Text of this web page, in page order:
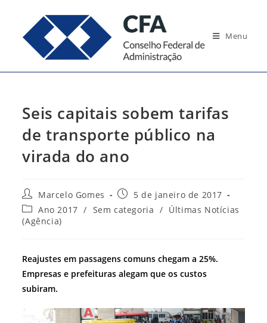
conteúdo
Menu
Seis capitais sobem tarifas
de transporte público na
virada do ano
Autor
do
post:
Marcelo Gomes
Post
publicado:
5 de janeiro de 2017
Categoria
do
Ano 2017 / Sem categoria / Últimas Notícias
(Agência)
Reajustes em passagens comuns chegam a 25%.
Empresas e prefeituras alegam que os custos
subiram.